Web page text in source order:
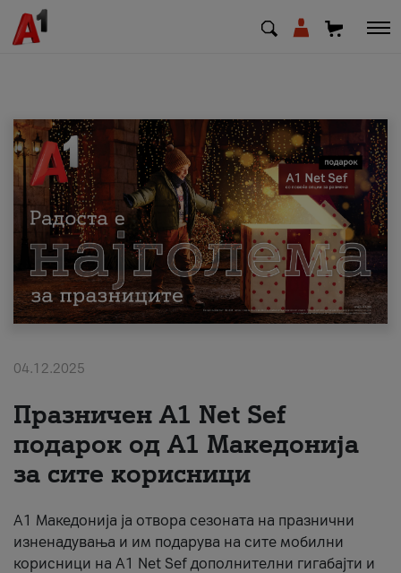
МК EN SQ
Приватни Деловни
Поддршка
Надополни кредит
За нас
#ПодобарОнлајн
04.12.2025
Празничен A1 Net Sеf
подарок од А1 Македонија
за сите корисници
А1 Македонија ја отвора сезоната на празнични
изненадувања и им подарува на сите мобилни
корисници на A1 Net Sef дополнителни гигабајти и